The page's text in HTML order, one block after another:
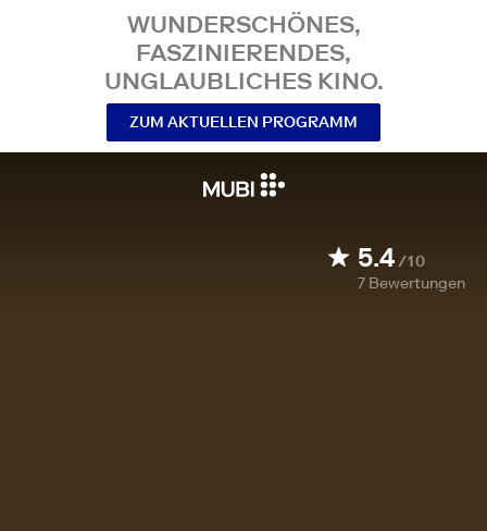
WUNDERSCHÖNES,
FASZINIERENDES,
UNGLAUBLICHES KINO.
ZUM AKTUELLEN PROGRAMM
5.4/10
7 Bewertungen